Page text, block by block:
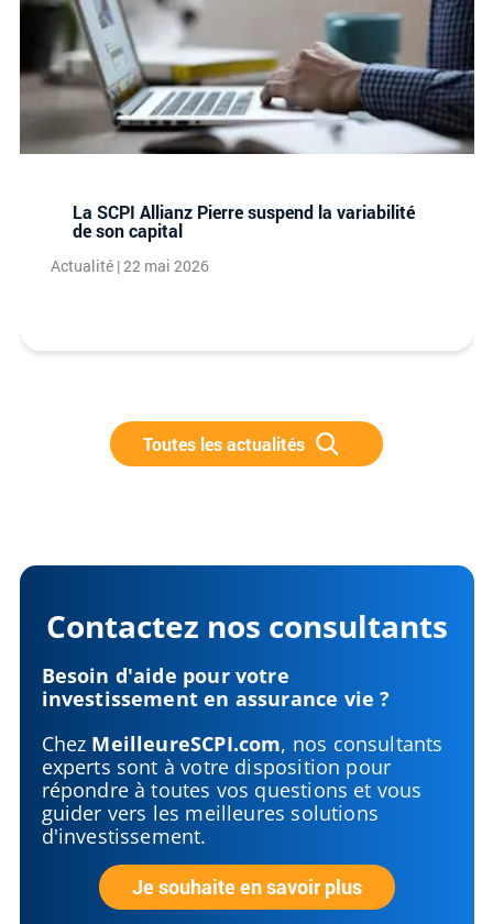
La SCPI Allianz Pierre suspend la variabilité
de son capital
Actualité | 22 mai 2026
Toutes les actualités
Contactez nos consultants
Besoin d'aide pour votre
investissement en assurance vie ?
Chez MeilleureSCPI.com, nos consultants
experts sont à votre disposition pour
répondre à toutes vos questions et vous
guider vers les meilleures solutions
d'investissement.
Je souhaite en savoir plus